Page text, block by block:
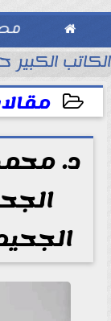

الكاتب
2026-07-07 18:46:32
د.